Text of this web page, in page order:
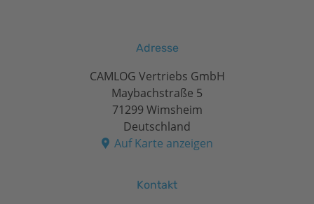
Adresse
CAMLOG Vertriebs GmbH
Maybachstraße 5
71299 Wimsheim
Deutschland
Auf Karte anzeigen
Kontakt